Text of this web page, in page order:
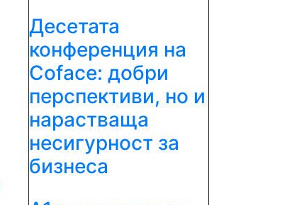
Десетата
конференция на
Coface: добри
перспективи, но и
нарастваща
несигурност за
бизнеса